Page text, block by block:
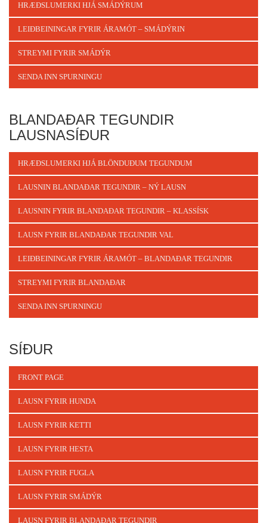
HRÆÐSLUMERKI HJÁ SMÁDÝRUM
LEIÐBEININGAR FYRIR ÁRAMÓT – SMÁDÝRIN
STREYMI FYRIR SMÁDÝR
SENDA INN SPURNINGU
BLANDAÐAR TEGUNDIR
LAUSNASÍÐUR
HRÆÐSLUMERKI HJÁ BLÖNDUÐUM TEGUNDUM
LAUSNIN BLANDAÐAR TEGUNDIR – NÝ LAUSN
LAUSNIN FYRIR BLANDAÐAR TEGUNDIR – KLASSÍSK
LAUSN FYRIR BLANDAÐAR TEGUNDIR VAL
LEIÐBEININGAR FYRIR ÁRAMÓT – BLANDAÐAR TEGUNDIR
STREYMI FYRIR BLANDAÐAR
SENDA INN SPURNINGU
SÍÐUR
FRONT PAGE
LAUSN FYRIR HUNDA
LAUSN FYRIR KETTI
LAUSN FYRIR HESTA
LAUSN FYRIR FUGLA
LAUSN FYRIR SMÁDÝR
LAUSN FYRIR BLANDAÐAR TEGUNDIR